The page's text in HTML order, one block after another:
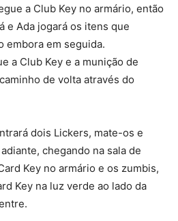
a Club Key no armário, então
e Ada jogará os itens que
embora em seguida.
a Club Key e a munição de
de volta através do
dois Lickers, mate-os e
chegando na sala de
Key no armário e os zumbis,
Key na luz verde ao lado da